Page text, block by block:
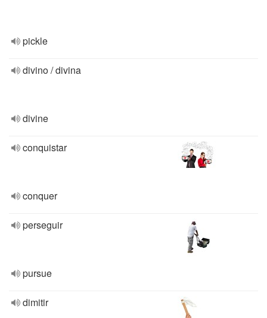
pickle
divino / divina
divine
conquistar
conquer
perseguir
pursue
dimitir